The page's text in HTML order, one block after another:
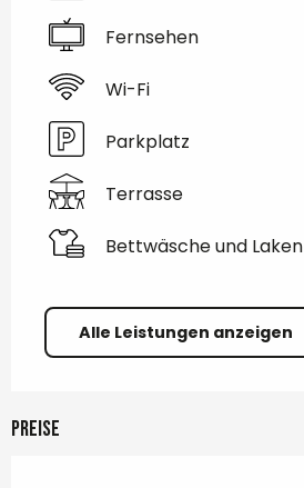
Fernsehen
Wi-Fi
Parkplatz
Terrasse
Bettwäsche und Laken
Alle Leistungen anzeigen
Preise